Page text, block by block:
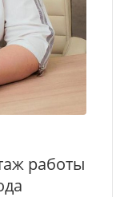
работы